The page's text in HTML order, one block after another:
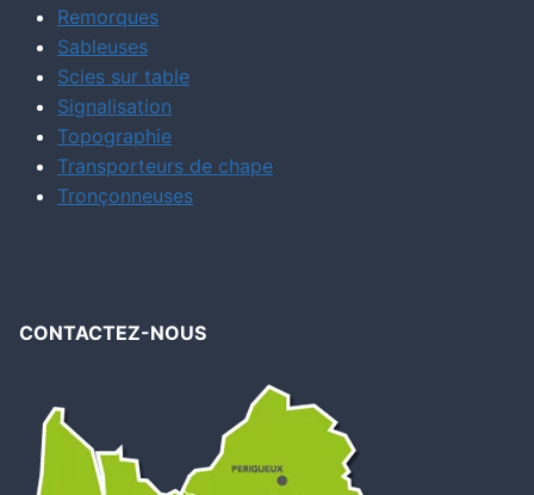
Remorques
Sableuses
Scies sur table
Signalisation
Topographie
Transporteurs de chape
Tronçonneuses
CONTACTEZ-NOUS